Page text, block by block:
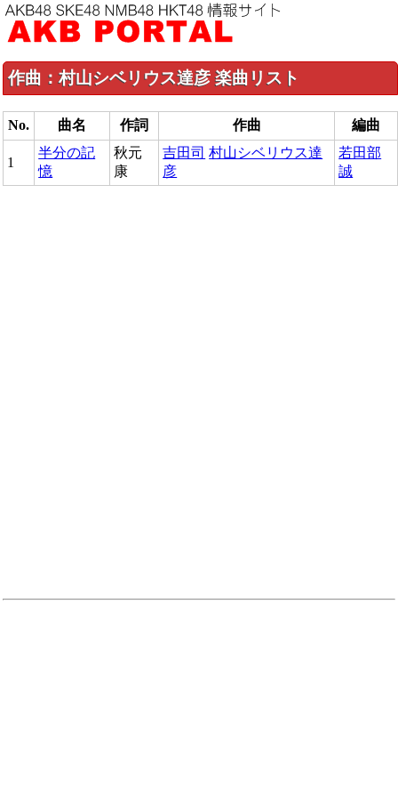
作曲：村山シベリウス達彦 楽曲リスト
No. 曲名 作詞 作曲 編曲
1
半分の記
憶
秋元
康
吉田司 村山シベリウス達
彦
若田部
誠